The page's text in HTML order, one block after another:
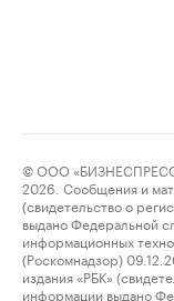
© ООО
2026. Сообщения и
(свидетельство о
выдано Федеральной
информационных
(Роскомнадзор)
издания «РБК»
информации выдано